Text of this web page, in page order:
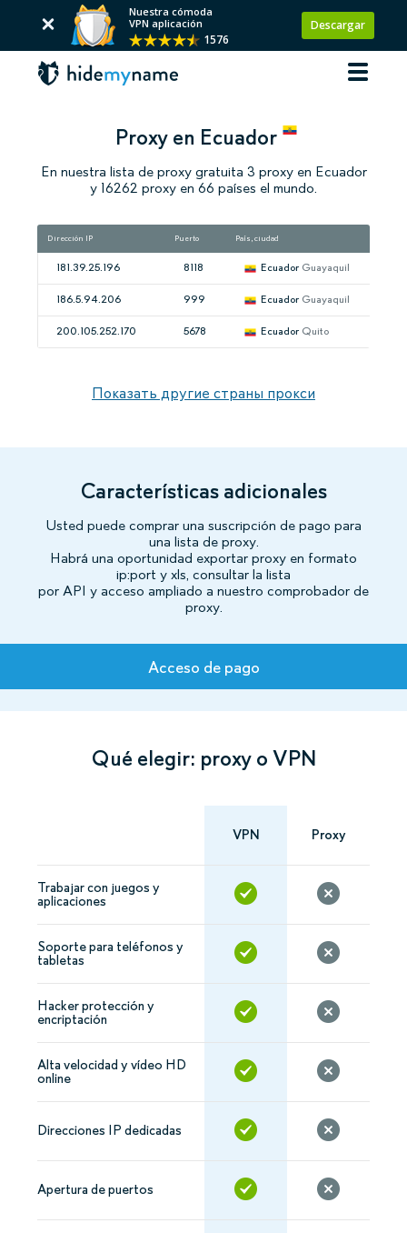
Nuestra cómoda
VPN aplicación
1576
Descargar
Proxy en Ecuador
En nuestra lista de proxy gratuita 3 proxy en Ecuador
y 16262 proxy en 66 países el mundo.
Dirección IP Puerto País, ciudad
181.39.25.196 8118 Ecuador Guayaquil
186.5.94.206 999 Ecuador Guayaquil
200.105.252.170 5678 Ecuador Quito
Показать другие страны прокси
Características adicionales
Usted puede comprar una suscripción de pago para
una lista de proxy.
Habrá una oportunidad exportar proxy en formato
ip:port y xls, consultar la lista
por API y acceso ampliado a nuestro comprobador de
proxy.
Tarifas
Qué elegir: proxy o VPN
VPN Proxy
Trabajar con juegos y
aplicaciones
Soporte para teléfonos y
tabletas
Hacker protección y
encriptación
Alta velocidad y vídeo HD
online
Direcciones IP dedicadas
Apertura de puertos
Acceso de pago